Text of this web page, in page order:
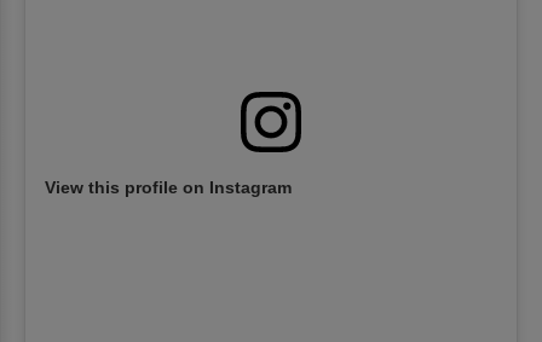
View this profile on Instagram